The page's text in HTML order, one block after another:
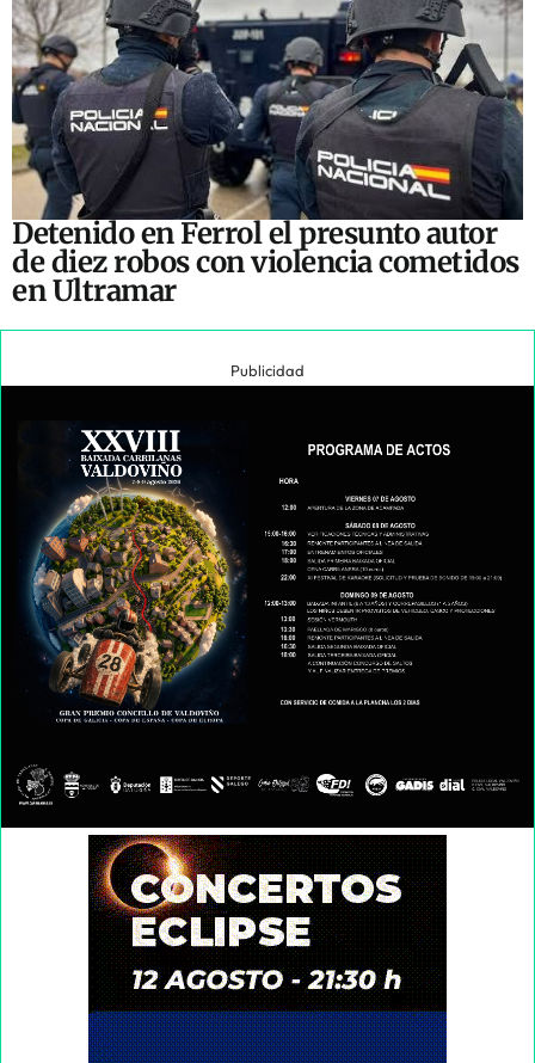
Detenido en Ferrol el presunto autor
de diez robos con violencia cometidos
en Ultramar
Publicidad